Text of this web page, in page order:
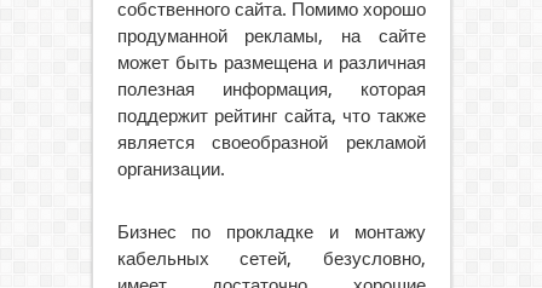
собственного сайта. Помимо хорошо
продуманной рекламы, на сайте
может быть размещена и различная
полезная информация, которая
поддержит рейтинг сайта, что также
является своеобразной рекламой
организации.
Бизнес по прокладке и монтажу
кабельных сетей, безусловно,